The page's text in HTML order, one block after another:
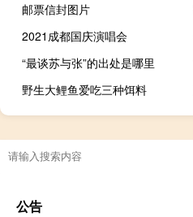
邮票信封图片
2021成都国庆演唱会
“最谈苏与张”的出处是哪里
野生大鲤鱼爱吃三种饵料
公告